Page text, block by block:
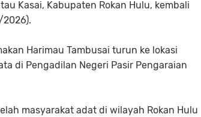
Kasai, Kabupaten Rokan Hulu, kembali
Harimau Tambusai turun ke lokasi
di Pengadilan Negeri Pasir Pengaraian
masyarakat adat di wilayah Rokan Hulu